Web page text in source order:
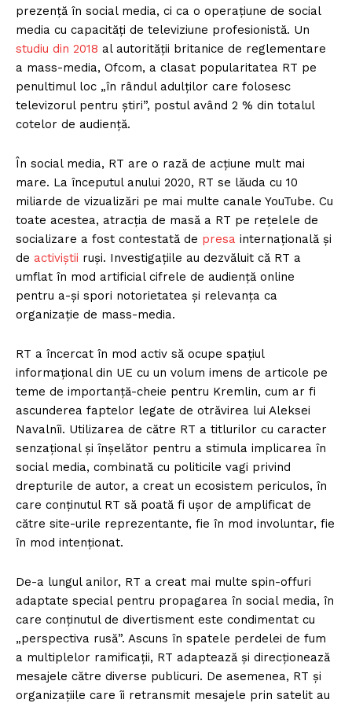
prezență în social media, ci ca o operațiune de social
media cu capacități de televiziune profesionistă. Un
studiu din 2018 al autorității britanice de reglementare
a mass-media, Ofcom, a clasat popularitatea RT pe
penultimul loc „în rândul adulților care folosesc
televizorul pentru știri”, postul având 2 % din totalul
cotelor de audiență.
În social media, RT are o rază de acțiune mult mai
mare. La începutul anului 2020, RT se lăuda cu 10
miliarde de vizualizări pe mai multe canale YouTube. Cu
toate acestea, atracția de masă a RT pe rețelele de
socializare a fost contestată de presa internațională și
de activiștii ruși. Investigațiile au dezvăluit că RT a
umflat în mod artificial cifrele de audiență online
pentru a-și spori notorietatea și relevanța ca
organizație de mass-media.
RT a încercat în mod activ să ocupe spațiul
informațional din UE cu un volum imens de articole pe
teme de importanță-cheie pentru Kremlin, cum ar fi
ascunderea faptelor legate de otrăvirea lui Aleksei
Navalnîi. Utilizarea de către RT a titlurilor cu caracter
senzațional și înșelător pentru a stimula implicarea în
social media, combinată cu politicile vagi privind
drepturile de autor, a creat un ecosistem periculos, în
care conținutul RT să poată fi ușor de amplificat de
către site-urile reprezentante, fie în mod involuntar, fie
în mod intenționat.
De-a lungul anilor, RT a creat mai multe spin-offuri
adaptate special pentru propagarea în social media, în
care conținutul de divertisment este condimentat cu
„perspectiva rusă”. Ascuns în spatele perdelei de fum
a multiplelor ramificații, RT adaptează și direcționează
mesajele către diverse publicuri. De asemenea, RT și
organizațiile care îi retransmit mesajele prin satelit au